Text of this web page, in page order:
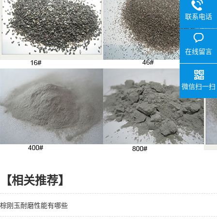
【相关推荐】
棕刚玉耐磨性能有哪些
联系电话
在线留言
微信扫一扫